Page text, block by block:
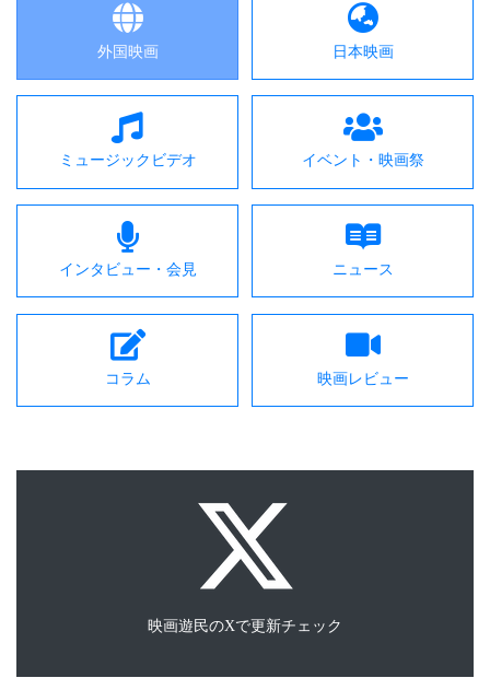
外国映画 日本映画
ミュージックビデオ イベント・映画祭
インタビュー・会見 ニュース
コラム 映画レビュー
映画遊民のXで更新チェック